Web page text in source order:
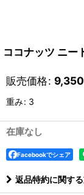
ココナッツ ニー
販売価格: 9,350
重み: 3
在庫なし
Facebookでシェア
返品特約に関す